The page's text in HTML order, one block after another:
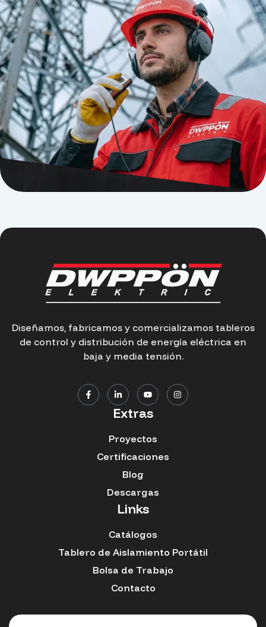
Diseñamos, fabricamos y comercializamos tableros
de control y distribución de energía eléctrica en
baja y media tensión.
Extras
Proyectos
Certificaciones
Blog
Descargas
Links
Catálogos
Tablero de Aislamiento Portátil
Bolsa de Trabajo
Contacto